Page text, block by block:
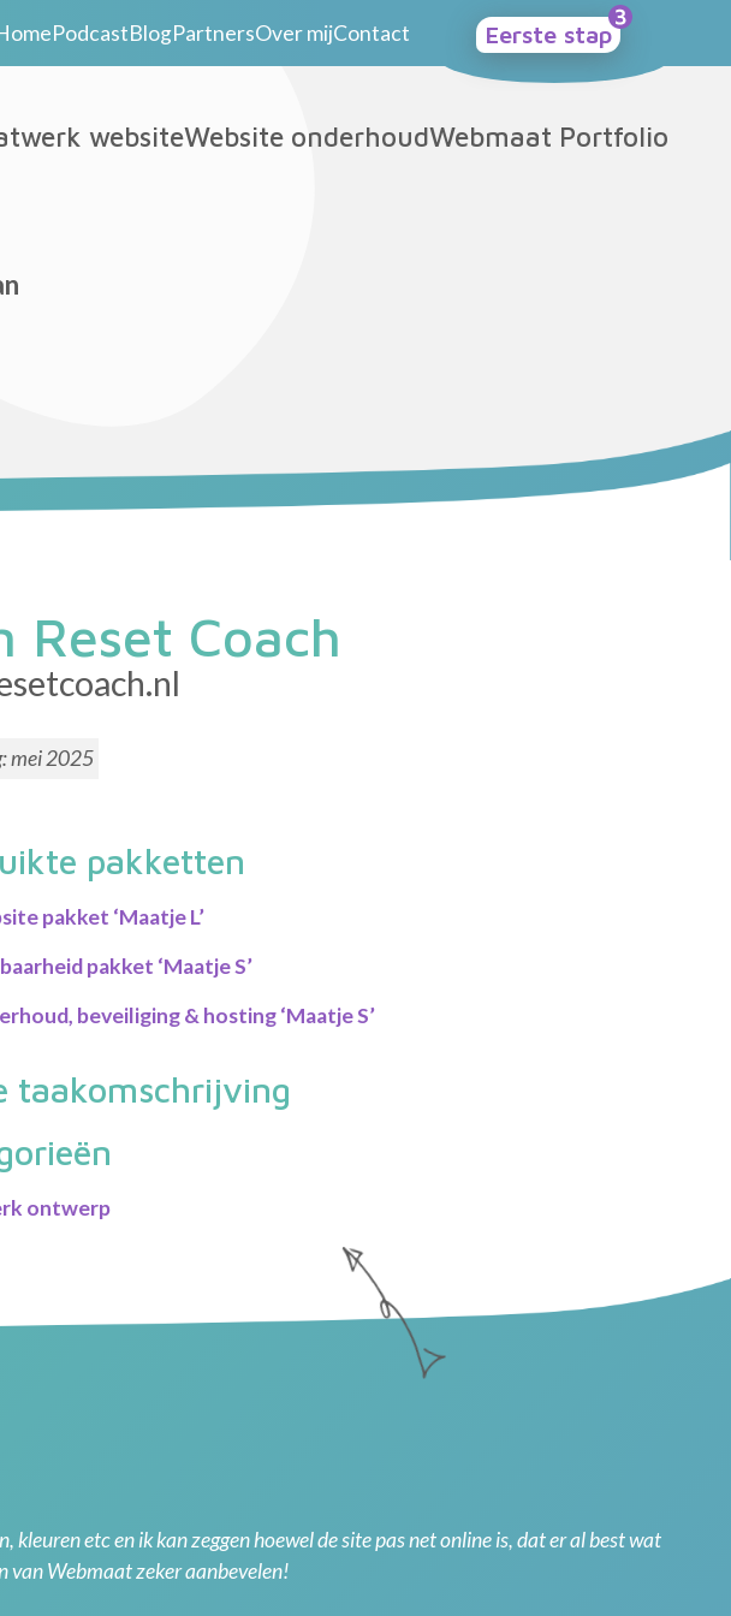
PodcastBlogPartnersOver mijContact Eerste stap
websiteWebsite onderhoudWebmaat Portfolio
Reset Coach
mei 2025
pakketten
pakket ‘Maatje L’
pakket ‘Maatje S’
beveiliging & hosting ‘Maatje S’
taakomschrijving
ontwerp
etc en ik kan zeggen hoewel de site pas net online is, dat er al best wat
van Webmaat zeker aanbevelen!